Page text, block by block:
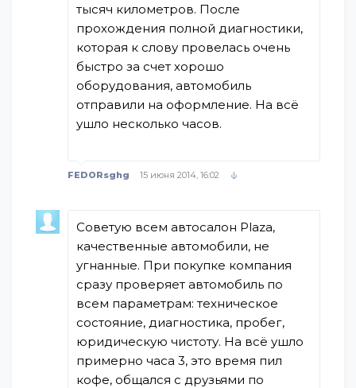
тысяч километров. После
прохождения полной диагностики,
которая к слову провелась очень
быстро за счет хорошо
оборудования, автомобиль
отправили на оформление. На всё
ушло несколько часов.
FEDORsghg 15 июня 2014, 16:02
Советую всем автосалон Plaza,
качественные автомобили, не
угнанные. При покупке компания
сразу проверяет автомобиль по
всем параметрам: техническое
состояние, диагностика, пробег,
юридическую чистоту. На всё ушло
примерно часа 3, это время пил
кофе, общался с друзьями по